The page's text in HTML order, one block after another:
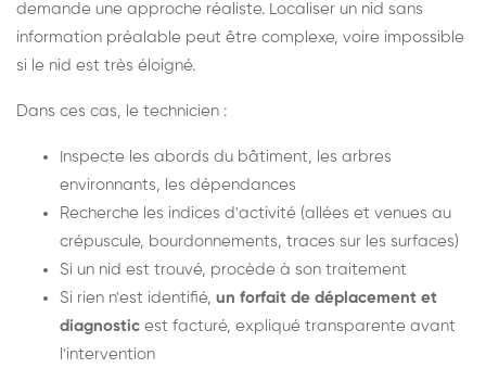
demande une approche réaliste. Localiser un nid sans
information préalable peut être complexe, voire impossible
si le nid est très éloigné.
Dans ces cas, le technicien :
Inspecte les abords du bâtiment, les arbres
environnants, les dépendances
Recherche les indices d'activité (allées et venues au
crépuscule, bourdonnements, traces sur les surfaces)
Si un nid est trouvé, procède à son traitement
Si rien n'est identifié, un forfait de déplacement et
diagnostic est facturé, expliqué transparente avant
l'intervention